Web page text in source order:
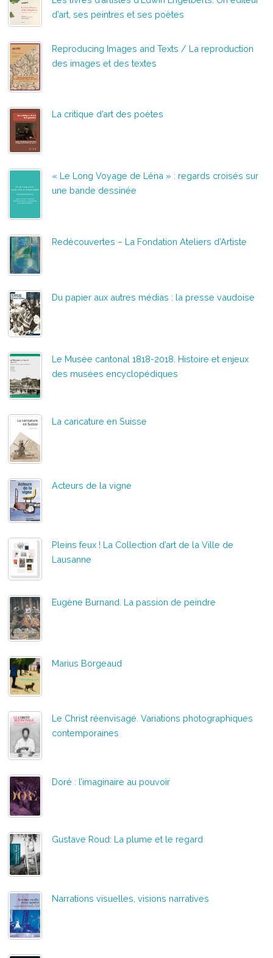
d’art, ses peintres et ses poètes
Reproducing Images and Texts / La reproduction
des images et des textes
La critique d’art des poètes
« Le Long Voyage de Léna » : regards croisés sur
une bande dessinée
Redécouvertes – La Fondation Ateliers d’Artiste
Du papier aux autres médias : la presse vaudoise
Le Musée cantonal 1818-2018. Histoire et enjeux
des musées encyclopédiques
La caricature en Suisse
Acteurs de la vigne
Pleins feux ! La Collection d’art de la Ville de
Lausanne
Eugène Burnand. La passion de peindre
Marius Borgeaud
Le Christ réenvisagé. Variations photographiques
contemporaines
Doré : l’imaginaire au pouvoir
Gustave Roud: La plume et le regard
Narrations visuelles, visions narratives